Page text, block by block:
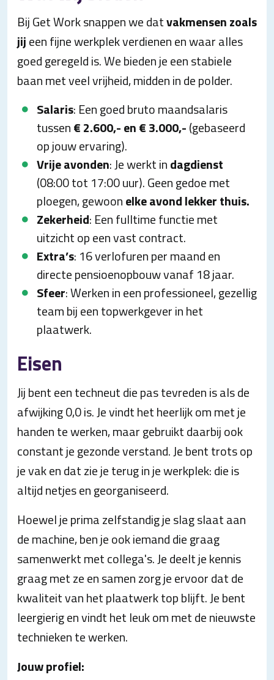
Bij Get Work snappen we datvakmensen zoals
jijeen fijne werkplek verdienen en waar alles
goed geregeld is. We bieden je een stabiele
baan met veel vrijheid, midden in de polder.
Salaris: Een goed bruto maandsalaris
tussen€ 2.600,- en € 3.000,-(gebaseerd
op jouw ervaring).
Vrije avonden: Je werkt indagdienst
(08:00 tot 17:00 uur). Geen gedoe met
ploegen, gewoonelke avond lekker thuis.
Zekerheid: Een fulltime functie met
uitzicht op een vast contract.
Extra’s: 16 verlofuren per maand en
directe pensioenopbouw vanaf 18 jaar.
Sfeer: Werken in een professioneel, gezellig
team bij een topwerkgever in het
plaatwerk.
Eisen
Jij bent een techneut die pas tevreden is als de
afwijking 0,0 is. Je vindt het heerlijk om met je
handen te werken, maar gebruikt daarbij ook
constant je gezonde verstand. Je bent trots op
je vak en dat zie je terug in je werkplek: die is
altijd netjes en georganiseerd.
Hoewel je prima zelfstandig je slag slaat aan
de machine, ben je ook iemand die graag
samenwerkt met collega's. Je deelt je kennis
graag met ze en samen zorg je ervoor dat de
kwaliteit van het plaatwerk top blijft. Je bent
leergierig en vindt het leuk om met de nieuwste
technieken te werken.
Jouw profiel: